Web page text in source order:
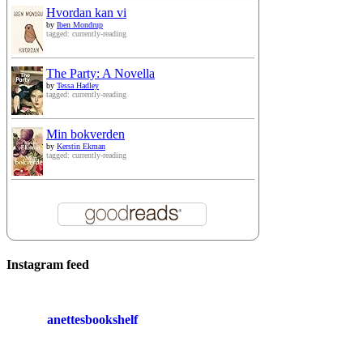
Hvordan kan vi
by Iben Mondrup
tagged: currently-reading
The Party: A Novella
by Tessa Hadley
tagged: currently-reading
Min bokverden
by Kerstin Ekman
tagged: currently-reading
Instagram feed
anettesbookshelf